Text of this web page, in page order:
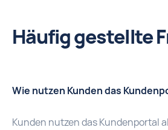
Häufig gestellte
Wie nutzen Kunden das
Kunden nutzen das Kundenportal